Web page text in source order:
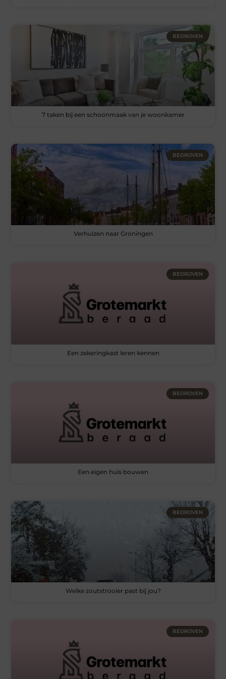
BEDRIJVEN
7 taken bij een schoonmaak van je woonkamer
BEDRIJVEN
Verhuizen naar Groningen
BEDRIJVEN
Een zekeringkast leren kennen
BEDRIJVEN
Een eigen huis bouwen
BEDRIJVEN
Welke zoutstrooier past bij jou?
BEDRIJVEN